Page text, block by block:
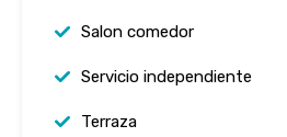
Salon comedor
Servicio independiente
Terraza